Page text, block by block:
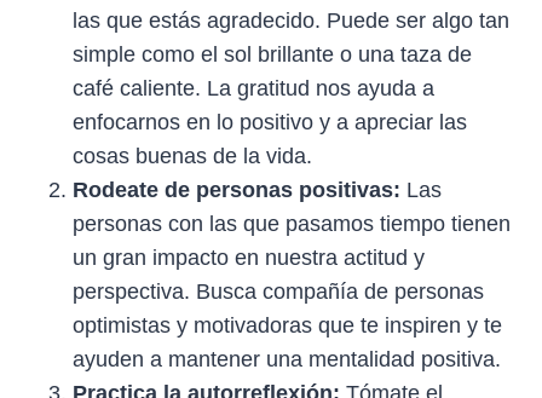
las que estás agradecido. Puede ser algo tan
simple como el sol brillante o una taza de
café caliente. La gratitud nos ayuda a
enfocarnos en lo positivo y a apreciar las
cosas buenas de la vida.
Rodeate de personas positivas: Las
personas con las que pasamos tiempo tienen
un gran impacto en nuestra actitud y
perspectiva. Busca compañía de personas
optimistas y motivadoras que te inspiren y te
ayuden a mantener una mentalidad positiva.
Practica la autorreflexión: Tómate el